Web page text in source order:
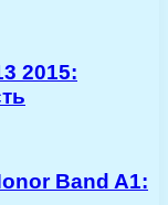
2015:
Band A1: